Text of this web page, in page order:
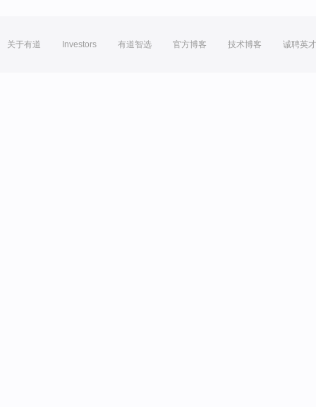
关于有道 Investors 有道智选 官方博客 技术博客 诚聘英才